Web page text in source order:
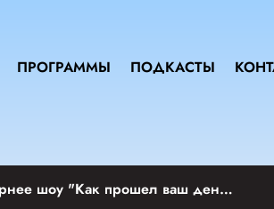
ПРОГРАММЫ ПОДКАСТЫ
Вечернее шоу "Как прошел ваш день?"